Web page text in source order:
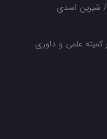
شیرین اسدی
علمی و داوری